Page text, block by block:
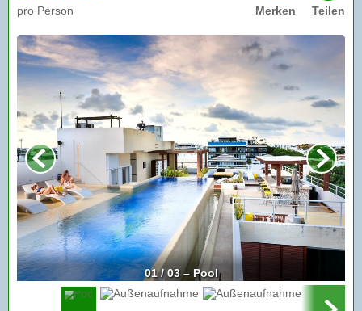
pro Person Merken Teilen
01 / 03 – Pool